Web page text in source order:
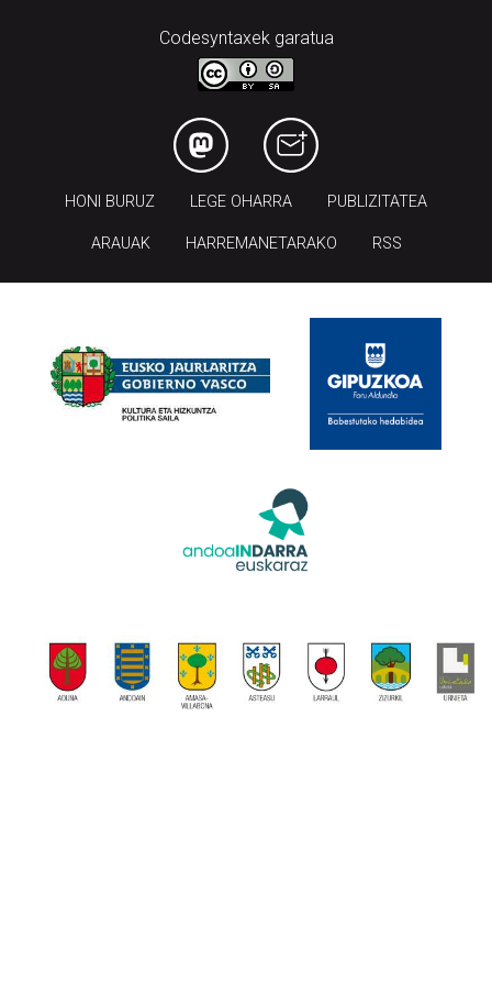
Codesyntaxek garatua
HONI BURUZ LEGE OHARRA PUBLIZITATEA
ARAUAK HARREMANETARAKO RSS